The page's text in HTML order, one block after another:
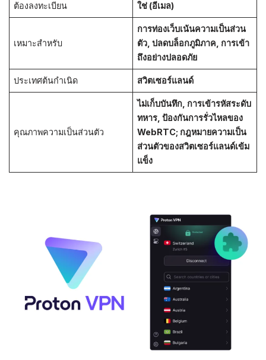
ต้องลงทะเบียน ใช่ (อีเมล)
เหมาะสำหรับ
การท่องเว็บเน้นความเป็นส่วน
ตัว, ปลดบล็อกภูมิภาค, การเข้า
ถึงอย่างปลอดภัย
ประเทศต้นกำเนิด สวิตเซอร์แลนด์
คุณภาพความเป็นส่วนตัว
ไม่เก็บบันทึก, การเข้ารหัสระดับ
ทหาร, ป้องกันการรั่วไหลของ
WebRTC; กฎหมายความเป็น
ส่วนตัวของสวิตเซอร์แลนด์เข้ม
แข็ง